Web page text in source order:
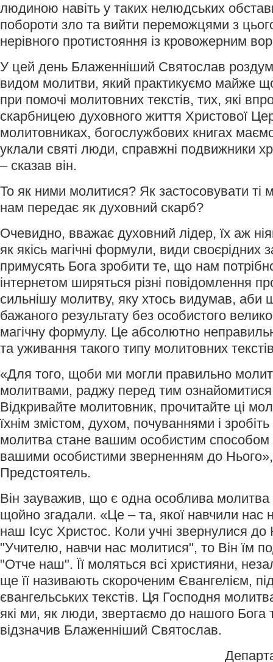
людиною навіть у таких нелюдських
побороти зло та вийти переможцями з
нерівного протистояння із кровожерним
У цей день Блаженніший Святослав
видом молитви, який практикуємо майже
при помочі молитовних текстів, тих, які
скарбницею духовного життя Христової
молитовниках, богослужбових книгах маємо
уклали святі люди, справжні подвижники
– сказав він.
То як ними молитися? Як застосовувати ті
нам передає як духовний скарб?
Очевидно, вважає духовний лідер, їх аж
як якісь магічні формули, види своєрідних
примусять Бога зробити те, що нам
інтернетом ширяться різні повідомлення
сильнішу молитву, яку хтось видумав, аби
бажаного результату без особистого
магічну формулу. Це абсолютно
та уживання такого типу молитовних
«Для того, щоби ми могли правильно
молитвами, раджу перед тим ознайомитися
Відкривайте молитовник, прочитайте ці
їхнім змістом, духом, почуваннями і
молитва стане вашим особистим способом
вашими особистими зверненням до
Предстоятель.
Він зауважив, що є одна особлива молитва
щойно згадали. «Це – та, якої навчили
наш Ісус Христос. Коли учні звернулися до
"Учителю, навчи нас молитися", то Він їм
"Отче наш". Її моляться всі християни,
ще її називають скороченим Євангелієм,
євангельських текстів. Ця Господня
які ми, як люди, звертаємо до нашого Бога
відзначив Блаженніший Святослав.